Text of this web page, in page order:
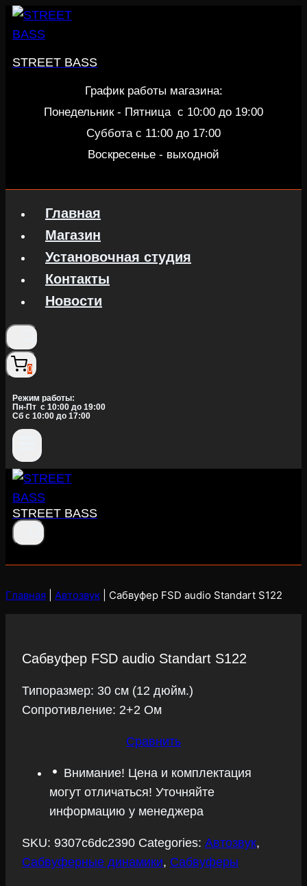
Перейти
STREET BASS
График работы магазина:
Понедельник - Пятница c 10:00 до 19:00
Суббота с 11:00 до 17:00
Воскресенье - выходной
Главная
Магазин
Установочная студия
Контакты
Новости
0
Режим работы:
Пн-Пт c 10:00 до 19:00
Сб с 10:00 до 17:00
STREET BASS
Главная Автозвук Сабвуфер FSD audio Standart S122
Сабвуфер FSD audio Standart S122
Типоразмер: 30 см (12 дюйм.)
Сопротивление: 2+2 Ом
Сравнить
Внимание! Цена и комплектация
могут отличаться! Уточняйте
информацию у менеджера
SKU: 9307c6dc2390 Categories: Автозвук,
Сабвуферные динамики, Сабвуферы